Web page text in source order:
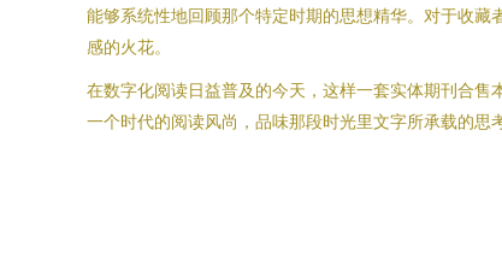
能够系统性地回顾那个特定时期的思想精华。对于收
感的火花。
在数字化阅读日益普及的今天，这样一套实体期刊合
一个时代的阅读风尚，品味那段时光里文字所承载的